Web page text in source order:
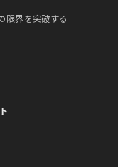
限界を突破する